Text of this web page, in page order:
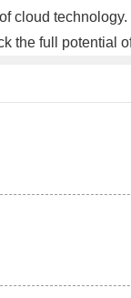
cloud
the full potential